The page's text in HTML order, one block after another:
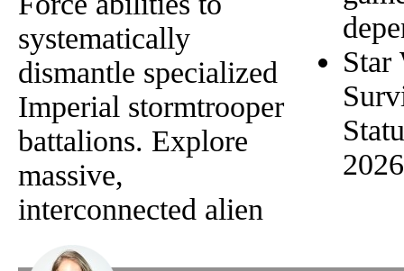
systematically
dismantle specialized
Imperial stormtrooper
battalions. Explore
massive,
interconnected alien
Star
2026